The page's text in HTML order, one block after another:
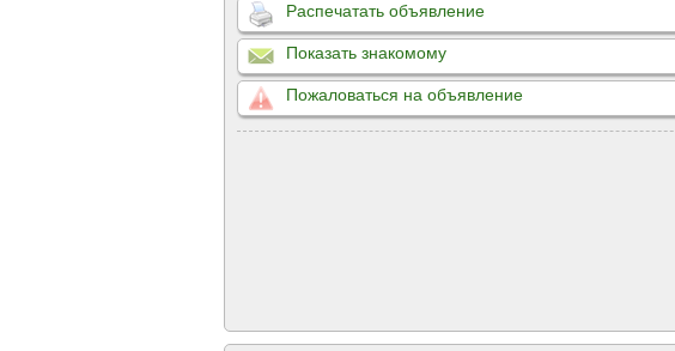
Распечатать объявление
Показать знакомому
Пожаловаться на объявление